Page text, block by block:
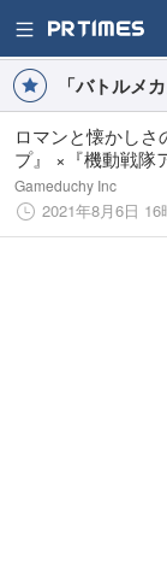
「バトルメ
ロマンと懐かしさ
プ』 ×『機動戦隊
もなく開催！
Gameduchy Inc
2021年8月6日 16